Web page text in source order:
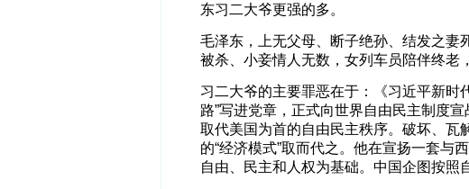
东习二大爷更强的多。
毛泽东，上无父母、断子绝孙、结发之妻
被杀、小妾情人无数，女列车员陪伴终老
习二大爷的主要罪恶在于：《习近平新时
路”写进党章，正式向世界自由民主制度宣
取代美国为首的自由民主秩序。破坏、瓦
的“经济模式”取而代之。他在宣扬一套与
自由、民主和人权为基础。中国企图按照